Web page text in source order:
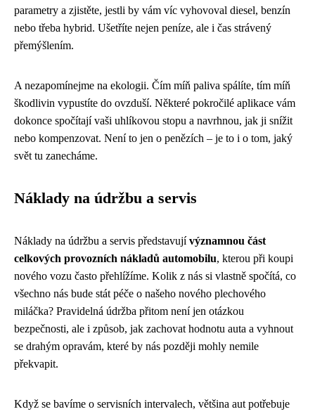
parametry a zjistěte, jestli by vám víc vyhovoval diesel, benzín
nebo třeba hybrid. Ušetříte nejen peníze, ale i čas strávený
přemýšlením.
A nezapomínejme na ekologii. Čím míň paliva spálíte, tím míň
škodlivin vypustíte do ovzduší. Některé pokročilé aplikace vám
dokonce spočítají vaši uhlíkovou stopu a navrhnou, jak ji snížit
nebo kompenzovat. Není to jen o penězích – je to i o tom, jaký
svět tu zanecháme.
Náklady na údržbu a servis
Náklady na údržbu a servis představujívýznamnou část
celkových provozních nákladů automobilu, kterou při koupi
nového vozu často přehlížíme. Kolik z nás si vlastně spočítá, co
všechno nás bude stát péče o našeho nového plechového
miláčka? Pravidelná údržba přitom není jen otázkou
bezpečnosti, ale i způsob, jak zachovat hodnotu auta a vyhnout
se drahým opravám, které by nás později mohly nemile
překvapit.
Když se bavíme o servisních intervalech, většina aut potřebuje